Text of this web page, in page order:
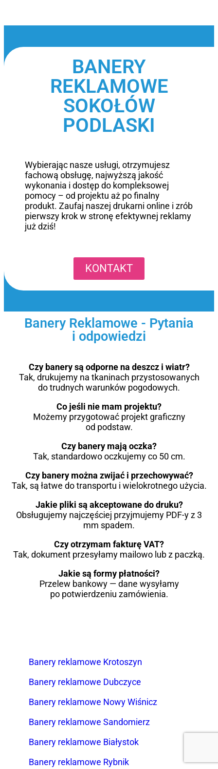
BANERY
REKLAMOWE
SOKOŁÓW
PODLASKI
Wybierając nasze usługi, otrzymujesz
fachową obsługę, najwyższą jakość
wykonania i dostęp do kompleksowej
pomocy – od projektu aż po finalny
produkt. Zaufaj naszej drukarni online i zrób
pierwszy krok w stronę efektywnej reklamy
już dziś!
KONTAKT
Banery Reklamowe - Pytania
i odpowiedzi
Czy banery są odporne na deszcz i wiatr?
Tak, drukujemy na tkaninach przystosowanych
do trudnych warunków pogodowych.
Co jeśli nie mam projektu?
Możemy przygotować projekt graficzny
od podstaw.
Czy banery mają oczka?
Tak, standardowo oczkujemy co 50 cm.
Czy banery można zwijać i przechowywać?
Tak, są łatwe do transportu i wielokrotnego użycia.
Jakie pliki są akceptowane do druku?
Obsługujemy najczęściej przyjmujemy PDF-y z 3
mm spadem.
Czy otrzymam fakturę VAT?
Tak, dokument przesyłamy mailowo lub z paczką.
Jakie są formy płatności?
Przelew bankowy — dane wysyłamy
po potwierdzeniu zamówienia.
Banery reklamowe Krotoszyn
Banery reklamowe Dubczyce
Banery reklamowe Nowy Wiśnicz
Banery reklamowe Sandomierz
Banery reklamowe Białystok
Banery reklamowe Rybnik